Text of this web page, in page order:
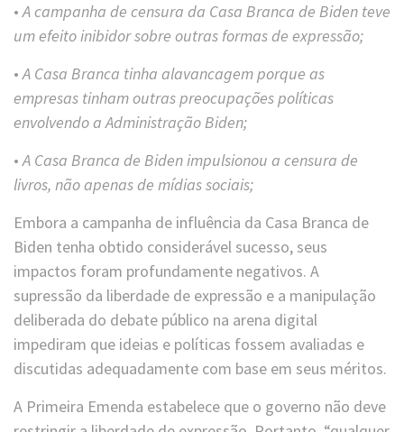
•A campanha de censura da Casa Branca de Biden teve
um efeito inibidor sobre outras formas de expressão;
•A Casa Branca tinha alavancagem porque as
empresas tinham outras preocupações políticas
envolvendo a Administração Biden;
•A Casa Branca de Biden impulsionou a censura de
livros, não apenas de mídias sociais;
Embora a campanha de influência da Casa Branca de
Biden tenha obtido considerável sucesso, seus
impactos foram profundamente negativos. A
supressão da liberdade de expressão e a manipulação
deliberada do debate público na arena digital
impediram que ideias e políticas fossem avaliadas e
discutidas adequadamente com base em seus méritos.
A Primeira Emenda estabelece que o governo não deve